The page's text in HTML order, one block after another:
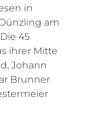
in
Dünzling am
45
ihrer Mitte
Johann
Brunner